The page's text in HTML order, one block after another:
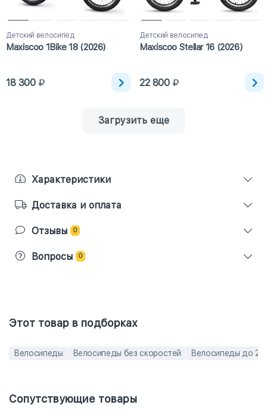
Детский велосипед
Maxiscoo 1Bike 18 (2026)
18 300
Детский велосипед
Maxiscoo Stellar 16 (2026)
22 800
Загрузить еще
Характеристики
Доставка и оплата
Отзывы 0
Вопросы 0
Этот товар в подборках
Велосипеды Велосипеды без скоростей Велосипеды до
Сопутствующие товары